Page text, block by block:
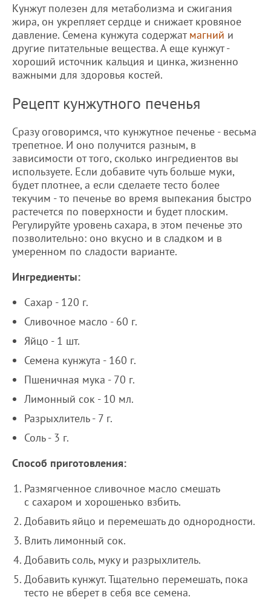
Кунжут полезен для метаболизма и сжигания
жира, он укрепляет сердце и снижает кровяное
давление. Семена кунжута содержат магний и
другие питательные вещества. А еще кунжут -
хороший источник кальция и цинка, жизненно
важными для здоровья костей.
Рецепт кунжутного печенья
Сразу оговоримся, что кунжутное печенье - весьма
трепетное. И оно получится разным, в
зависимости от того, сколько ингредиентов вы
используете. Если добавите чуть больше муки,
будет плотнее, а если сделаете тесто более
текучим - то печенье во время выпекания быстро
растечется по поверхности и будет плоским.
Регулируйте уровень сахара, в этом печенье это
позволительно: оно вкусно и в сладком и в
умеренном по сладости варианте.
Ингредиенты:
Сахар - 120 г.
Сливочное масло - 60 г.
Яйцо - 1 шт.
Семена кунжута - 160 г.
Пшеничная мука - 70 г.
Лимонный сок - 10 мл.
Разрыхлитель - 7 г.
Соль - 3 г.
Способ приготовления:
Размягченное сливочное масло смешать
с сахаром и хорошенько взбить.
Добавить яйцо и перемешать до однородности.
Влить лимонный сок.
Добавить соль, муку и разрыхлитель.
Добавить кунжут. Тщательно перемешать, пока
тесто не вберет в себя все семена.